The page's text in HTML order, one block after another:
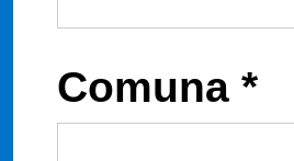
Comuna *